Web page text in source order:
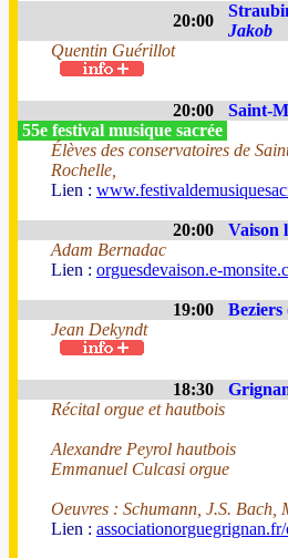
20:00
Jakob
Quentin Guérillot
20:00 Saint-
55e festival musique sacrée
Élèves des conservatoires de
Rochelle,
Lien :
20:00
Vaison
Adam Bernadac
Lien : orguesdevaison.e-
19:00 Beziers
Jean Dekyndt
18:30
Récital orgue et hautbois
Alexandre Peyrol hautbois
Emmanuel Culcasi orgue
Oeuvres : Schumann, J.S.
Lien :